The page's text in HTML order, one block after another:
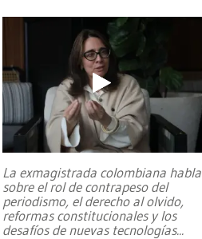
La exmagistrada colombiana habla
sobre el rol de contrapeso del
periodismo, el derecho al olvido,
reformas constitucionales y los
desafíos de nuevas tecnologías...